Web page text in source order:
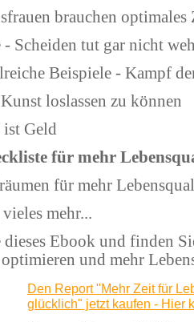
Hausfrauen brauchen
Ade - Scheiden tut gar nicht
Zahlreiche Beispiele -
Die Kunst loslassen zu können
Zeit ist Geld
Checkliste für mehr
Aufräumen für mehr
und vieles mehr...
Leben zu
Den Report "Mehr Zeit für Lebensqualität - Ordne Dein Leben und werde